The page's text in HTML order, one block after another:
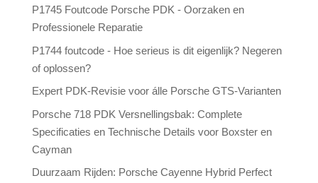
P1745 Foutcode Porsche PDK - Oorzaken en
Professionele Reparatie
P1744 foutcode - Hoe serieus is dit eigenlijk? Negeren
of oplossen?
Expert PDK-Revisie voor álle Porsche GTS-Varianten
Porsche 718 PDK Versnellingsbak: Complete
Specificaties en Technische Details voor Boxster en
Cayman
Duurzaam Rijden: Porsche Cayenne Hybrid Perfect